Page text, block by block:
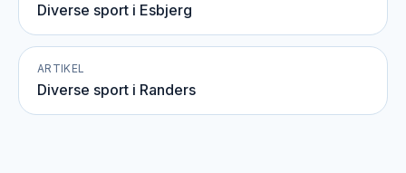
Diverse sport i Esbjerg
ARTIKEL
Diverse sport i Randers